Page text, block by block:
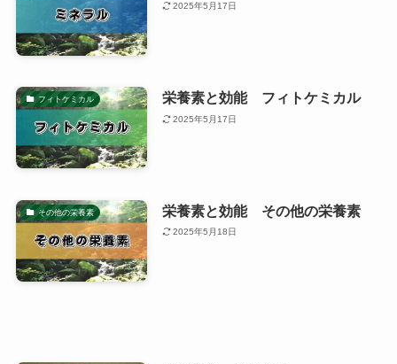
2025年5月17日
フィトケミカル 栄養素と効能 フィトケミカル
2025年5月17日
その他の栄養素 栄養素と効能 その他の栄養素
2025年5月18日